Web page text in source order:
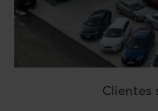
Clientes